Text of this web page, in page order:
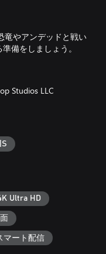
竜やアンデッドと戦い
備をしましょう。
Studios LLC
Ultra HD
マート配信